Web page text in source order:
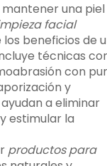
una piel
facial
beneficios de
técnicas
con
y
a eliminar
estimular la
productos para